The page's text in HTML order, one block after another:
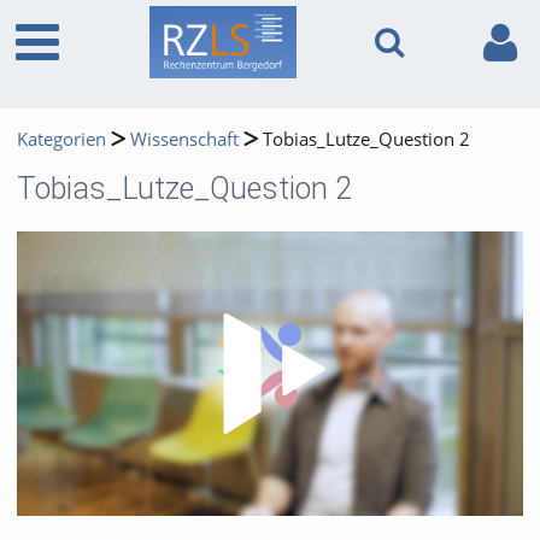
Kategorien Wissenschaft Tobias_Lutze_Question 2
Tobias_Lutze_Question 2